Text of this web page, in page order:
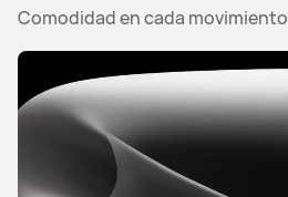
Comodidad en cada movimiento